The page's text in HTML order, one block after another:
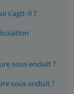
s’agit-il ?
sous enduit ?
sous enduit ?